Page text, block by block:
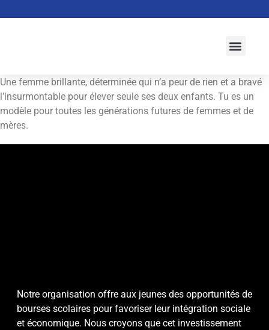
Une femme brillante, déterminée qui n’a peur de rien et a bravé
l’insurmontable pour élever seule ses deux enfants. Tu es un
modèle pour toutes les générations futures de femmes et de
mères.
Notre organisation offre aux jeunes des opportunités de
bourses scolaires pour favoriser leur intégration sociale
et économique. Nous croyons que cet investissement